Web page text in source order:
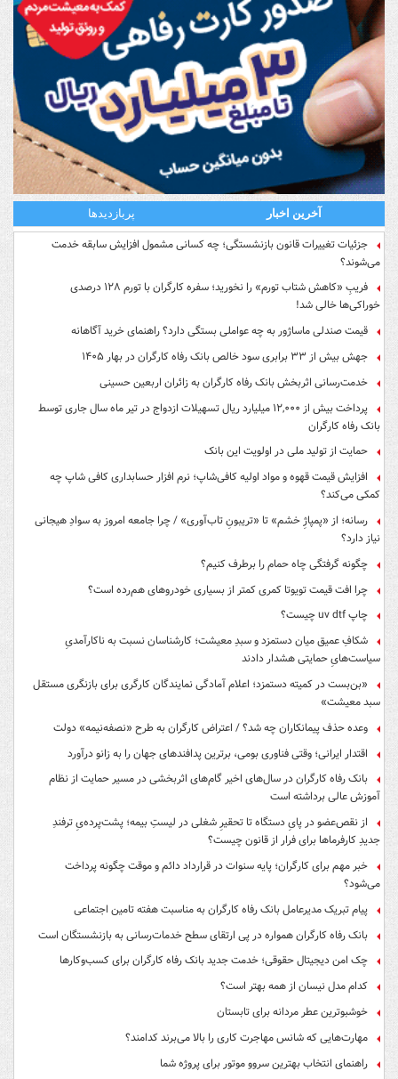
آخرین اخبار پربازدیدها
جزئیات تغییرات قانون بازنشستگی؛ چه کسانی مشمول افزایش سابقه خدمت
می‌شوند؟
فریبِ «کاهش شتاب تورم» را نخورید؛ سفره کارگران با تورم ۱۲۸ درصدی
خوراکی‌ها خالی شد!
قیمت صندلی ماساژور به چه عواملی بستگی دارد؟ راهنمای خرید آگاهانه
جهش بیش از ۳۳ برابری سود خالص بانک رفاه کارگران در بهار ۱۴۰۵
خدمت‌رسانی اثربخش بانک رفاه کارگران به زائران اربعین حسینی
پرداخت بیش از ۱۲,۰۰۰ میلیارد ریال تسهیلات ازدواج در تیر ماه سال جاری توسط
بانک رفاه کارگران
حمایت از تولید ملی در اولویت این بانک
افزایش قیمت قهوه و مواد اولیه کافی‌شاپ؛ نرم افزار حسابداری کافی شاپ چه
کمکی می‌کند؟
رسانه؛ از «پمپاژِ خشم» تا «تریبونِ تاب‌آوری» / چرا جامعه امروز به سوادِ هیجانی
نیاز دارد؟
چگونه گرفتگی چاه حمام را برطرف کنیم؟
چرا افت قیمت تویوتا کمری کمتر از بسیاری خودروهای هم‌رده است؟
چاپ uv dtf چیست؟
شکافِ عمیق میان دستمزد و سبدِ معیشت؛ کارشناسان نسبت به ناکارآمدیِ
سیاست‌هایِ حمایتی هشدار دادند
«بن‌بست در کمیته دستمزد؛ اعلام آمادگی نمایندگان کارگری برای بازنگری مستقل
سبد معیشت»
وعده حذف پیمانکاران چه شد؟ / اعتراض کارگران به طرح «نصفه‌نیمه» دولت
اقتدار ایرانی؛ وقتی فناوری بومی، برترین پدافندهای جهان را به زانو درآورد
بانک رفاه کارگران در سال‌های اخیر گام‌های اثربخشی در مسیر حمایت از نظام
آموزش عالی برداشته است
از نقص‌عضو در پایِ دستگاه تا تحقیرِ شغلی در لیستِ بیمه؛ پشت‌پرده‌یِ ترفندِ
جدیدِ کارفرماها برای فرار از قانون چیست؟
خبر مهم برای کارگران؛ پایه سنوات در قرارداد دائم و موقت چگونه پرداخت
می‌شود؟
پیام تبریک مدیرعامل بانک رفاه کارگران به مناسبت هفته تامین اجتماعی
بانک رفاه کارگران همواره در پی ارتقای سطح خدمات‌رسانی به بازنشستگان است
چک امن دیجیتال حقوقی؛ خدمت جدید بانک رفاه کارگران برای کسب‌وکارها
کدام مدل نیسان از همه بهتر است؟
خوشبوترین عطر مردانه برای تابستان
مهارت‌هایی که شانس مهاجرت کاری را بالا می‌برند کدامند؟
راهنمای انتخاب بهترین سروو موتور برای پروژه شما